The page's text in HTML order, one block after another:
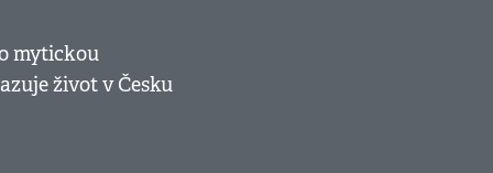
mytickou
život v Česku